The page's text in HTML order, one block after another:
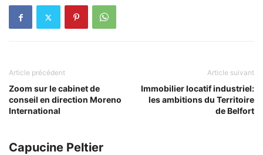
Article précédent
Zoom sur le cabinet de
conseil en direction Moreno
International
Article suivant
Immobilier locatif industriel:
les ambitions du Territoire
de Belfort
Capucine Peltier